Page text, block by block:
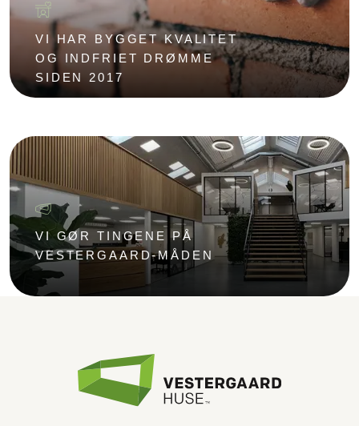
VI HAR BYGGET KVALITET
OG INDFRIET DRØMME
SIDEN 2017
VI GØR TINGENE PÅ
VESTERGAARD-MÅDEN